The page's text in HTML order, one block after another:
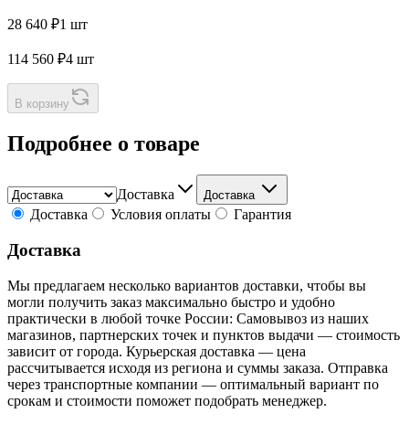
28 640 ₽1 шт
114 560 ₽4 шт
В корзину
Подробнее о товаре
Доставка Доставка
Доставка Условия оплаты Гарантия
Доставка
Мы предлагаем несколько вариантов доставки, чтобы вы
могли получить заказ максимально быстро и удобно
практически в любой точке России: Самовывоз из наших
магазинов, партнерских точек и пунктов выдачи — стоимость
зависит от города. Курьерская доставка — цена
рассчитывается исходя из региона и суммы заказа. Отправка
через транспортные компании — оптимальный вариант по
срокам и стоимости поможет подобрать менеджер.